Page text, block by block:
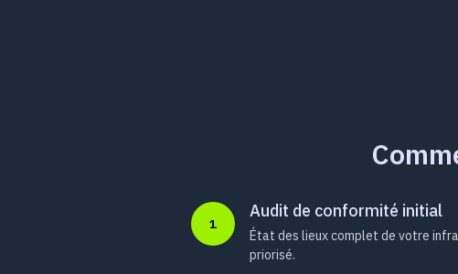
1
Audit de conformité initial
État des lieux complet de votre
priorisé.